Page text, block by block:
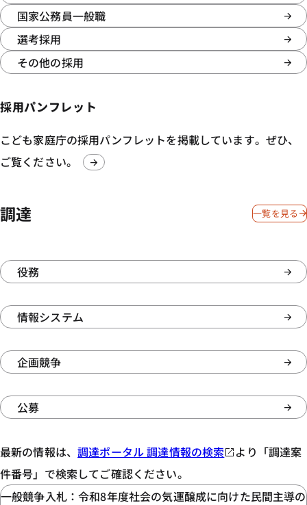
国家公務員一般職
選考採用
その他の採用
採用パンフレット
こども家庭庁の採用パンフレットを掲載しています。ぜひ、
ご覧ください。
調達 一覧を見る
役務
情報システム
企画競争
公募
最新の情報は、調達ポータル 調達情報の検索
より「調達案
件番号」で検索してご確認ください。
一般競争入札：令和8年度社会の気運醸成に向けた民間主導の